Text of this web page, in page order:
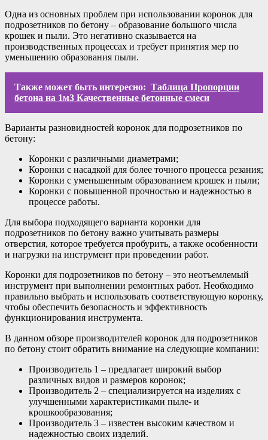
Одна из основных проблем при использовании коронок для
подрозетников по бетону – образование большого числа
крошек и пыли. Это негативно сказывается на
производственных процессах и требует принятия мер по
уменьшению образования пыли.
Также может быть интересно: Таблица Пропорции
бетона на 1м3 Качественные бетонные смеси
Варианты разновидностей коронок для подрозетников по
бетону:
Коронки с различными диаметрами;
Коронки с насадкой для более точного процесса резания;
Коронки с уменьшенным образованием крошек и пыли;
Коронки с повышенной прочностью и надежностью в
процессе работы.
Для выбора подходящего варианта коронки для
подрозетников по бетону важно учитывать размеры
отверстия, которое требуется пробурить, а также особенности
и нагрузки на инструмент при проведении работ.
Коронки для подрозетников по бетону – это неотъемлемый
инструмент при выполнении ремонтных работ. Необходимо
правильно выбрать и использовать соответствующую коронку,
чтобы обеспечить безопасность и эффективность
функционирования инструмента.
В данном обзоре производителей коронок для подрозетников
по бетону стоит обратить внимание на следующие компании:
Производитель 1 – предлагает широкий выбор
различных видов и размеров коронок;
Производитель 2 – специализируется на изделиях с
улучшенными характеристиками пыле- и
крошкообразования;
Производитель 3 – известен высоким качеством и
надежностью своих изделий.